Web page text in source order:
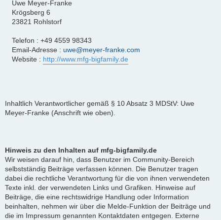
Uwe Meyer-Franke
Krögsberg 6
23821 Rohlstorf
Telefon : +49 4559 98343
Email-Adresse : uwe@meyer-franke.com
Website : http://www.mfg-bigfamily.de
Inhaltlich Verantwortlicher gemäß § 10 Absatz 3 MDStV: Uwe
Meyer-Franke (Anschrift wie oben).
Hinweis zu den Inhalten auf mfg-bigfamily.de
Wir weisen darauf hin, dass Benutzer im Community-Bereich
selbstständig Beiträge verfassen können. Die Benutzer tragen
dabei die rechtliche Verantwortung für die von ihnen verwendeten
Texte inkl. der verwendeten Links und Grafiken. Hinweise auf
Beiträge, die eine rechtswidrige Handlung oder Information
beinhalten, nehmen wir über die Melde-Funktion der Beiträge und
die im Impressum genannten Kontaktdaten entgegen. Externe